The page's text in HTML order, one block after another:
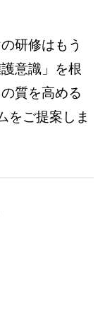
研修はもう
意識」を根
質を高める
をご提案しま